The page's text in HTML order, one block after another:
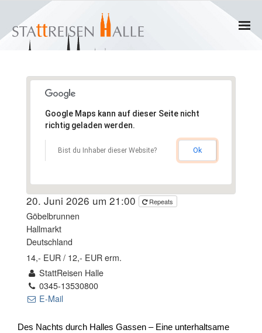
Gruppen
- Private Gruppen
- Kinder und Jugendliche
- Erlebnisführungen & Touren
- Stadtrundfahrten
Google Maps kann auf dieser Seite nicht
richtig geladen werden.
Bist du Inhaber dieser Website? Ok
20. Juni 2026 um 21:00 Repeats
Göbelbrunnen
Hallmarkt
Deutschland
14,- EUR / 12,- EUR erm.
StattReisen Halle
0345-13530800
E-Mail
Des Nachts durch Halles Gassen – Eine unterhaltsame